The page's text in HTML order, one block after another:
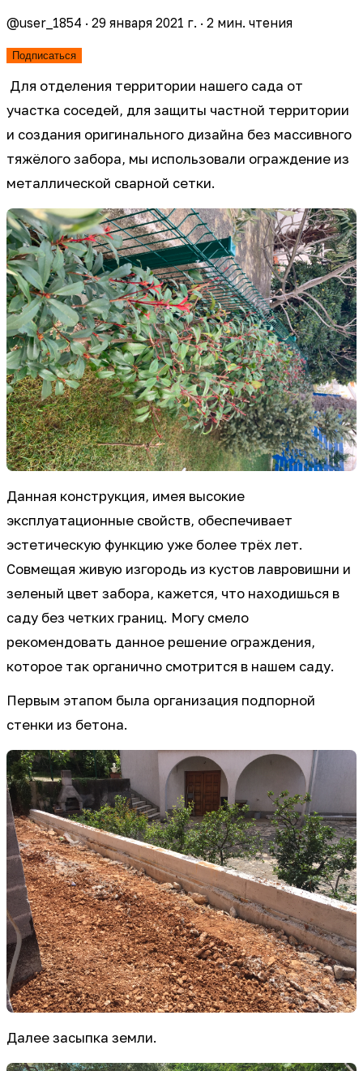
@user_1854 · 29 января 2021 г. · 2 мин. чтения
Подписаться
Для отделения территории нашего сада от
участка соседей, для защиты частной территории
и создания оригинального дизайна без массивного
тяжёлого забора, мы использовали ограждение из
металлической сварной сетки.
Данная конструкция, имея высокие
эксплуатационные свойств, обеспечивает
эстетическую функцию уже более трёх лет.
Совмещая живую изгородь из кустов лавровишни и
зеленый цвет забора, кажется, что находишься в
саду без четких границ. Могу смело
рекомендовать данное решение ограждения,
которое так органично смотрится в нашем саду.
Первым этапом была организация подпорной
стенки из бетона.
Далее засыпка земли.